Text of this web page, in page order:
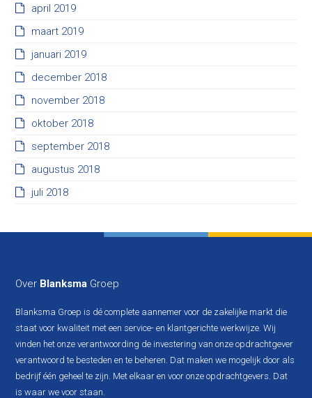
april 2019
maart 2019
januari 2019
december 2018
november 2018
oktober 2018
september 2018
augustus 2018
juli 2018
Over Blanksma Groep
Blanksma Groep is dé complete aannemer voor de zakelijke markt die
staat voor kwaliteit met een service- en klantgerichte werkwijze. Wij
vinden het onze verantwoording de investering van onze opdrachtgever
verantwoord te besteden en te beheren. Dat maken we mogelijk door als
bedrijf één geheel te zijn. Met elkaar en voor onze opdrachtgevers. Dat
is waar we voor staan.